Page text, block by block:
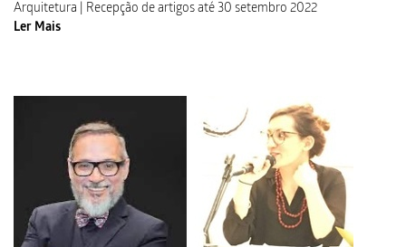
Arquitetura | Recepção de artigos até 30 setembro 2022
Ler Mais